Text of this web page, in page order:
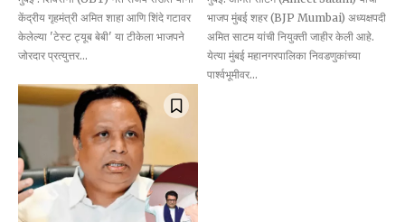
6,300
Fans
32,111
Followers
75
Followers
केंद्रीय गृहमंत्री अमित शाहा आणि शिंदे गटावर
केलेल्या 'टेस्ट ट्यूब बेबी' या टीकेला भाजपने
जोरदार प्रत्युत्तर...
भाजप मुंबई शहर (BJP Mumbai) अध्यक्षपदी
अमित साटम यांची नियुक्ती जाहीर केली आहे.
येत्या मुंबई महानगरपालिका निवडणुकांच्या
पार्श्वभूमीवर...